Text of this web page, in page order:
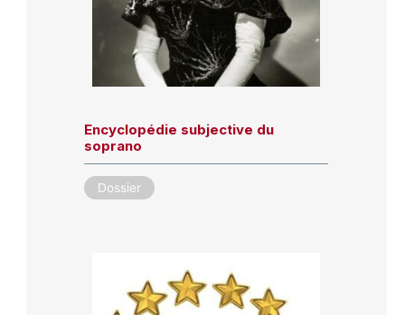
Encyclopédie subjective du
soprano
Dossier